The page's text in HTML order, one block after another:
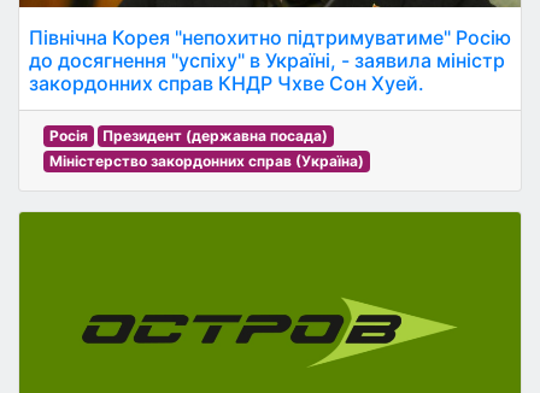
Північна Корея "непохитно підтримуватиме" Росію
до досягнення "успіху" в Україні, - заявила міністр
закордонних справ КНДР Чхве Сон Хуей.
Росія
Президент (державна посада)
Міністерство закордонних справ (Україна)